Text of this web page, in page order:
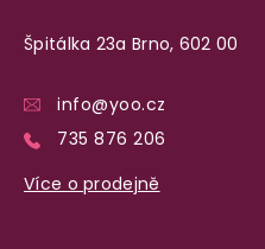
Špitálka 23a Brno, 602 00
info@yoo.cz
735 876 206
Více o prodejně